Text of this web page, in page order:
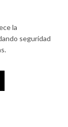
la
seguridad